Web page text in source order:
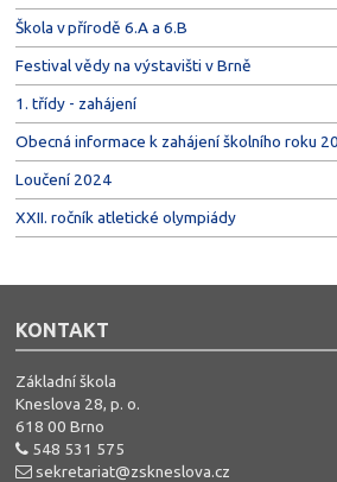
Škola v přírodě 6.A a 6.B
Festival vědy na výstavišti v Brně
1. třídy - zahájení
Obecná informace k zahájení školního roku
Loučení 2024
XXII. ročník atletické olympiády
KONTAKT
Základní škola
Kneslova 28, p. o.
618 00 Brno
548 531 575
sekretariat@zskneslova.cz